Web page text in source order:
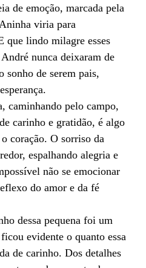
de emoção, marcada pela
viria para
que lindo milagre esses
nunca deixaram de
sonho de serem pais,
caminhando pelo campo,
carinho e gratidão, é algo
coração. O sorriso da
espalhando alegria e
não se emocionar
do amor e da fé
dessa pequena foi um
evidente o quanto essa
de carinho. Dos detalhes